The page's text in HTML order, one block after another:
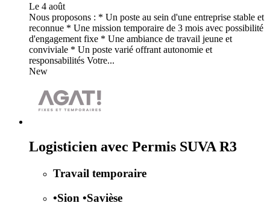
Le 4 août
Nous proposons : * Un poste au sein d'une entreprise stable et
reconnue * Une mission temporaire de 3 mois avec possibilité
d'engagement fixe * Une ambiance de travail jeune et
conviviale * Un poste varié offrant autonomie et
responsabilités Votre...
New
Logisticien avec Permis SUVA R3
Travail temporaire
•Sion •Savièse